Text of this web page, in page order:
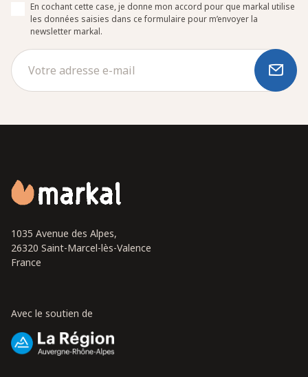
En cochant cette case, je donne mon accord pour que markal utilise
les données saisies dans ce formulaire pour m’envoyer la
newsletter markal.
1035 Avenue des Alpes,
26320 Saint-Marcel-lès-Valence
France
Avec le soutien de